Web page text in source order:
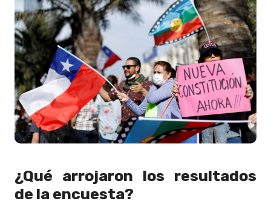
¿Qué arrojaron los resultados
de la encuesta?